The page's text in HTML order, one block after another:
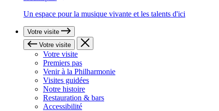
Un espace pour la musique vivante et les talents d'ici
Votre visite
Votre visite
Votre visite
Premiers pas
Venir à la Philharmonie
Visites guidées
Notre histoire
Restauration & bars
Accessibilité